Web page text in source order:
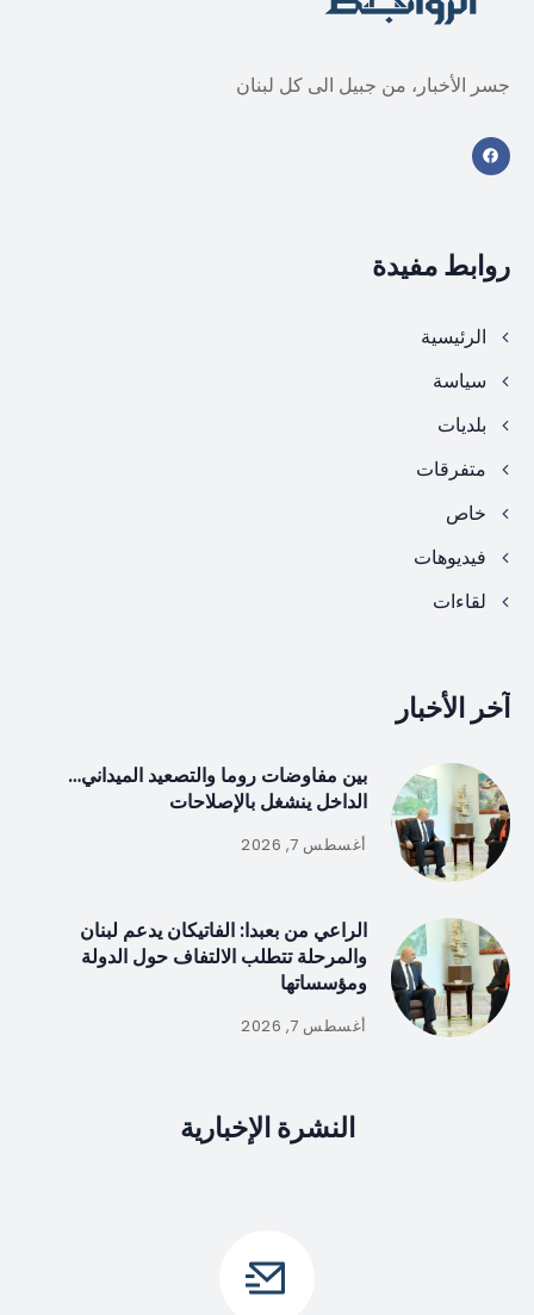
جسر الأخبار، من جبيل الى كل لبنان
روابط مفيدة
الرئيسية
سياسة
بلديات
متفرقات
خاص
فيديوهات
لقاءات
آخر الأخبار
بين مفاوضات روما والتصعيد الميداني…
الداخل ينشغل بالإصلاحات
أغسطس 7, 2026
الراعي من بعبدا: الفاتيكان يدعم لبنان
والمرحلة تتطلب الالتفاف حول الدولة
ومؤسساتها
أغسطس 7, 2026
النشرة الإخبارية